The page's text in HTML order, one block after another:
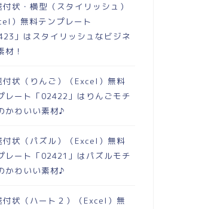
付状・横型（スタイリッシュ）
）無料テンプレート
」はスタイリッシュなビジネ
材！
付状（りんご）（Excel）無料
レート「02422」はりんごモチ
かわいい素材♪
付状（パズル）（Excel）無料
レート「02421」はパズルモチ
かわいい素材♪
付状（ハート２）（Excel）無